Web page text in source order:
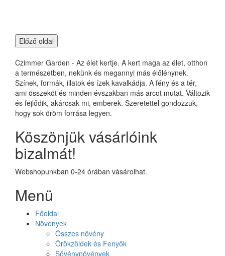
Czimmer Garden - Az élet kertje. A kert maga az élet, otthon
a természetben, nekünk és megannyi más élőlénynek.
Színek, formák, illatok és ízek kavalkádja. A fény és a tér,
ami összeköt és minden évszakban más arcot mutat. Változik
és fejlődik, akárcsak mi, emberek. Szeretettel gondozzuk,
hogy sok öröm forrása legyen.
Köszönjük vásárlóink
bizalmát!
Webshopunkban 0-24 órában vásárolhat.
Menü
Főoldal
Növények
Összes növény
Örökzöldek és Fenyők
Sövénynövények